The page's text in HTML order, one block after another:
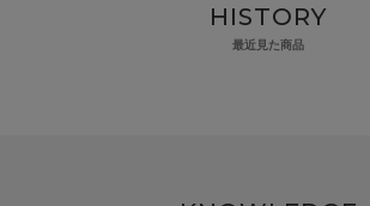
HISTORY
最近見た商品